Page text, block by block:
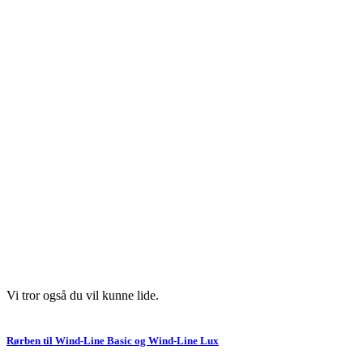
Vi tror også du vil kunne lide.
Rørben til Wind-Line Basic og Wind-Line Lux